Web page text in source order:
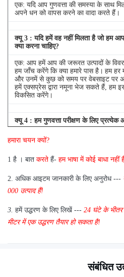
एक: यदि आप गुणवत्ता की समस्या के साथ
अपने धन को वापस करने का वादा करते हैं।
क्यू 3 : यदि हमें वह नहीं मिलता है जो हम
क्या करना चाहिए?
एक: आप हमें आप की जरूरत उत्पादों के
हम जाँच करेंगे कि क्या हमारे पास है। हम हर
और उनमें से कुछ को समय पर वेबसाइट पर
हमें एक्सप्रेस द्वारा नमूना भेज सकते हैं, हम
विकसित करेंगे।
क्यू 4 : हम गुणवत्ता परीक्षण के लिए
एक: हाँ, हम गुणवत्ता परीक्षण के लिए 1
हमारा चयन क्यों?
1 है । बात करते हैं- हम भाषा में कोई बाधा नहीं
2. अधिक आइटम जानकारी के लिए अनुरोध ---
000 उत्पाद हैं!
3. हमें उद्धरण के लिए लिखें --- 24 घंटे के भीतर
मीटर में एक उद्धरण तैयार हो सकता है!
संबंधित